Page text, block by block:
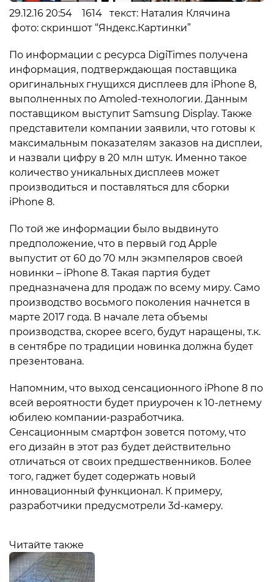
29.12.16 20:54 1614 текст: Наталия Клячина
фото: скриншот “Яндекс.Картинки”
По информации с ресурса DigiTimes получена
информация, подтверждающая поставщика
оригинальных гнущихся дисплеев для iPhone 8,
выполненных по Amoled-технологии. Данным
поставщиком выступит Samsung Display. Также
представители компании заявили, что готовы к
максимальным показателям заказов на дисплеи,
и назвали цифру в 20 млн штук. Именно такое
количество уникальных дисплеев может
производиться и поставляться для сборки
iPhone 8.
По той же информации было выдвинуто
предположение, что в первый год Apple
выпустит от 60 до 70 млн экзмпеляров своей
новинки – iPhone 8. Такая партия будет
предназначена для продаж по всему миру. Само
производство восьмого поколения начнется в
марте 2017 года. В начале лета объемы
производства, скорее всего, будут наращены, т.к.
в сентябре по традиции новинка должна будет
презентована.
Напомним, что выход сенсационного iPhone 8 по
всей вероятности будет приурочен к 10-летнему
юбилею компании-разработчика.
Сенсационным смартфон зовется потому, что
его дизайн в этот раз будет действительно
отличаться от своих предшественников. Более
того, гаджет будет содержать новый
инновационный функционал. К примеру,
разработчики предусмотрели 3d-камеру.
Читайте также